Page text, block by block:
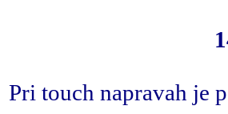
Pri touch napravah je